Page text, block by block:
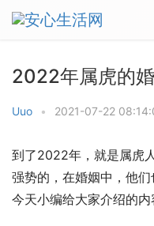
2022年属虎的
Uuo • 2021-07-22
到了2022年，就是属虎
强势的，在婚姻中，他
今天小编给大家介绍的